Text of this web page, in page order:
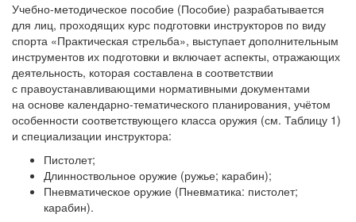
Учебно-методическое пособие (Пособие) разрабатывается
для лиц, проходящих курс подготовки инструкторов по виду
спорта «Практическая стрельба», выступает дополнительным
инструментов их подготовки и включает аспекты, отражающих
деятельность, которая составлена в соответствии
с правоустанавливающими нормативными документами
на основе календарно-тематического планирования, учётом
особенности соответствующего класса оружия (см. Таблицу 1)
и специализации инструктора:
Пистолет;
Длинноствольное оружие (ружье; карабин);
Пневматическое оружие (Пневматика: пистолет;
карабин).